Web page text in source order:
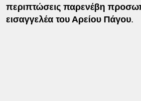
περιπτώσεις παρενέβη
εισαγγελέα του Αρείου Πάγου.